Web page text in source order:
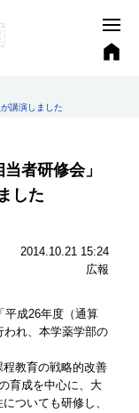
講演しました
者研修会」
した
2014.10.21 15:24
広報
成26年度（通算
れ、本学薬学部の
教育の戦略的改善
育成を中心に、大
ついても研修し、